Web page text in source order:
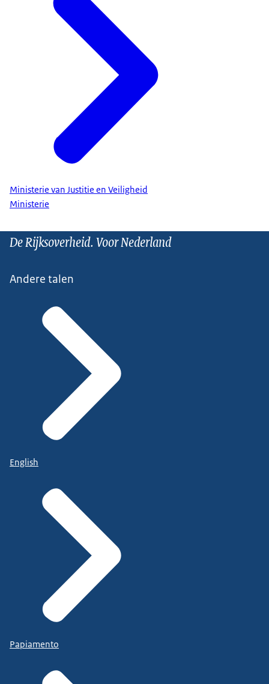
Ministerie van Justitie en Veiligheid
Ministerie
De Rijksoverheid. Voor Nederland
Andere talen
English
Papiamento